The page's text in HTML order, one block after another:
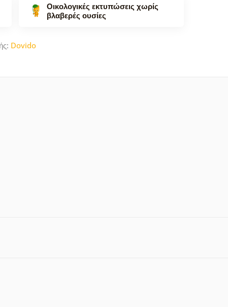
Οικολογικές εκτυπώσεις χωρίς
βλαβερές ουσίες
Dovido